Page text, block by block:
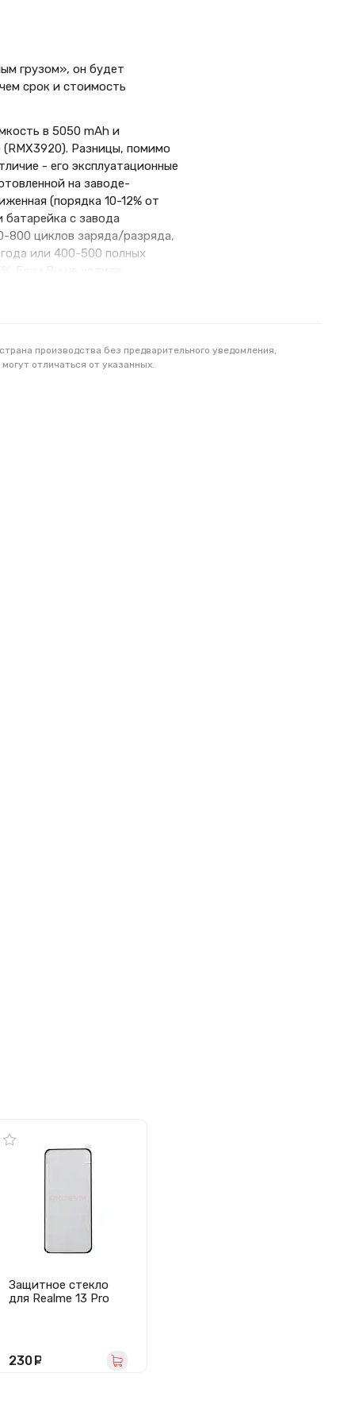
грузом», он будет
срок и стоимость
в 5050 mAh и
Разницы, помимо
- его эксплуатационные
на заводе-
(порядка 10-12% от
батарейка с завода
800 циклов заряда/разряда,
или 400-500 полных
Если Вы не хотите
получив приемлемую по
во всем мире, в том
производства без предварительного уведомления,
отличаться от указанных.
Защитное стекло
для Realme 13 Pro
230